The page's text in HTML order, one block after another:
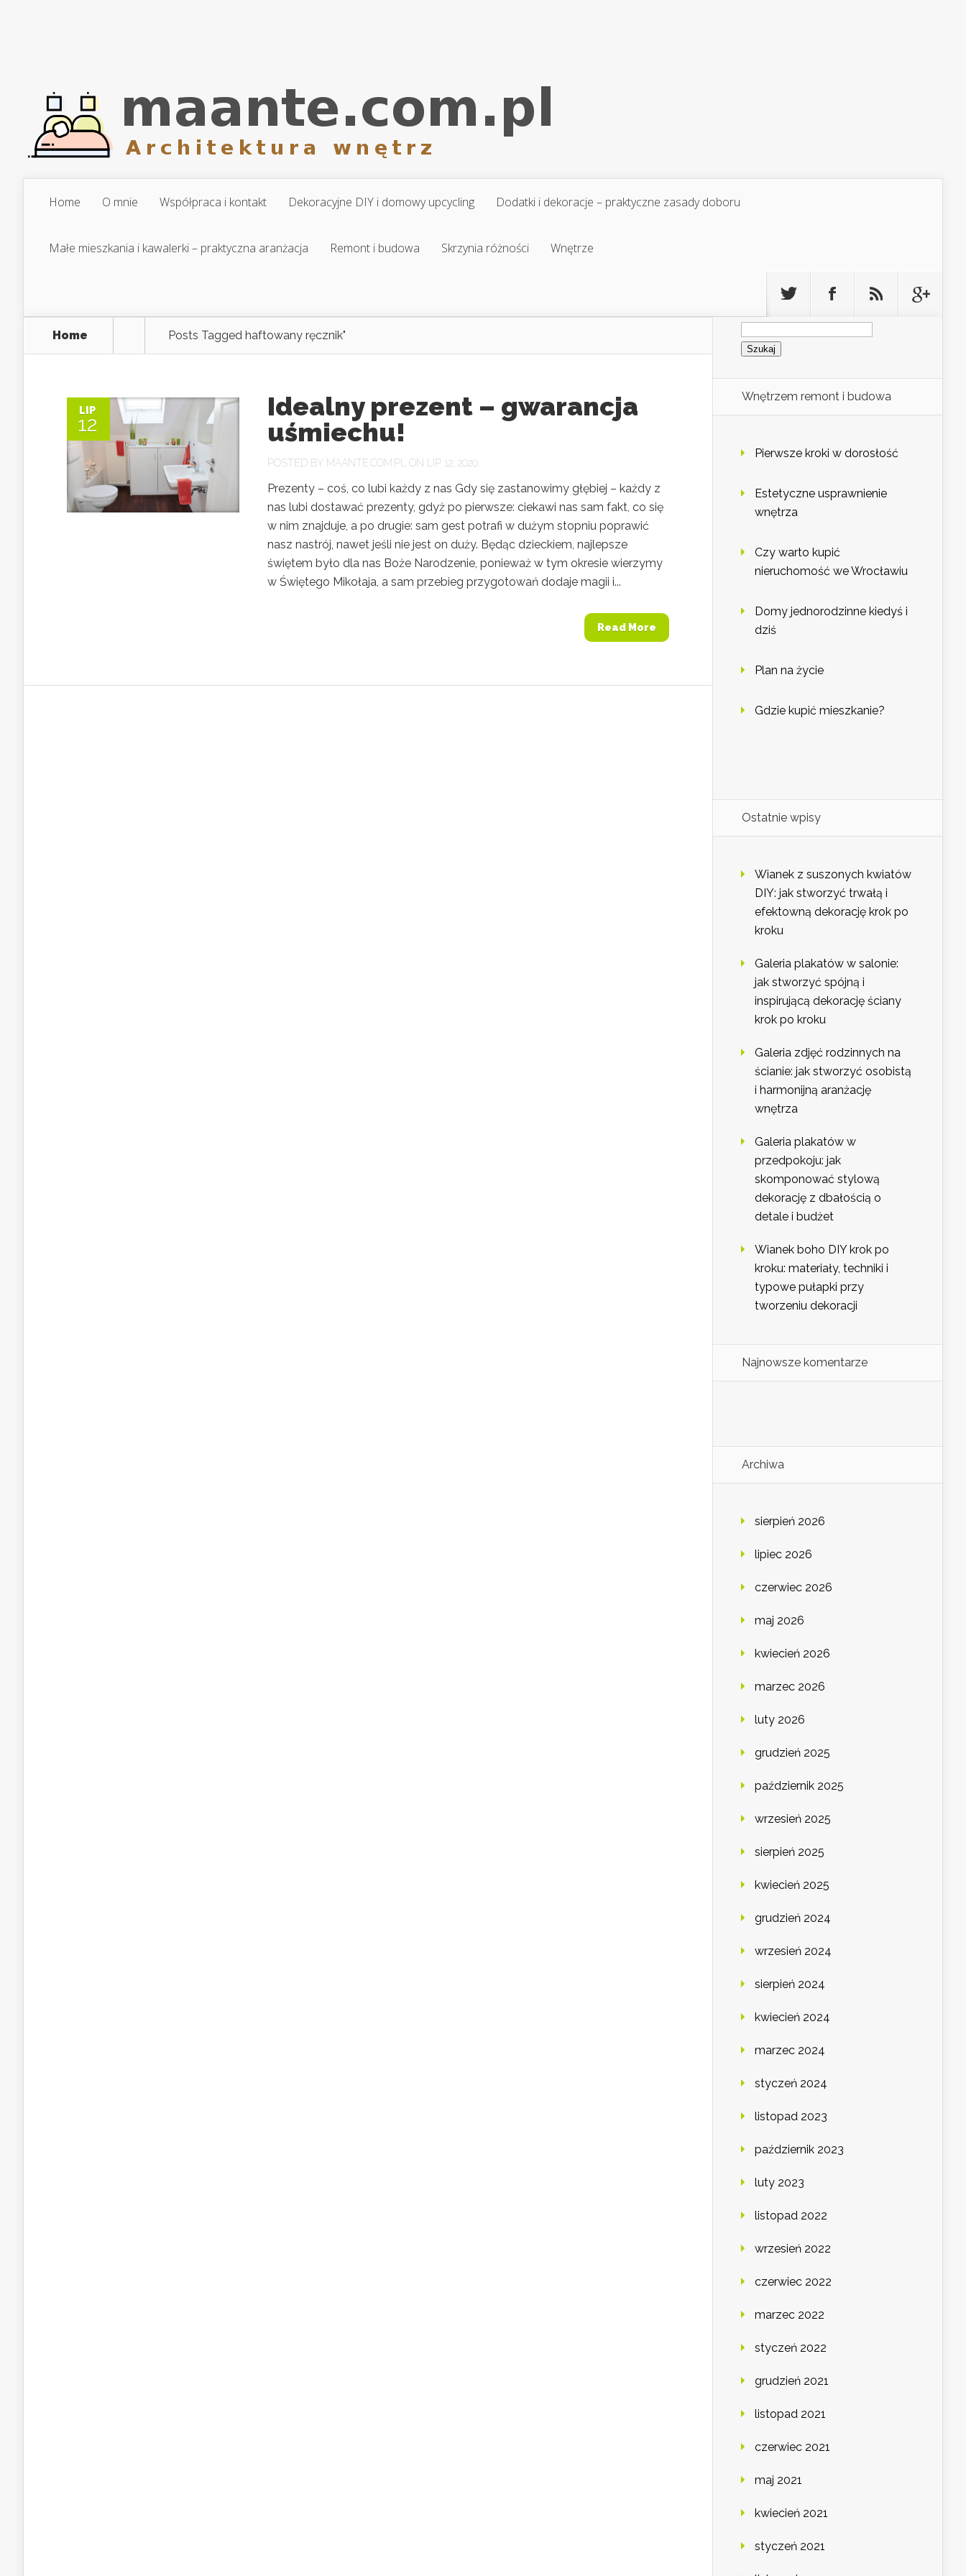
Home O mnie Współpraca i kontakt Dekoracyjne DIY i domowy upcycling Dodatki i dekoracje – praktyczne zasady doboru
Małe mieszkania i kawalerki – praktyczna aranżacja Remont i budowa Skrzynia różności Wnętrze
Home Posts Tagged haftowany ręcznik"
LIP
12
Idealny prezent – gwarancja
uśmiechu!
POSTED BY MAANTE.COM.PL ON LIP 12, 2020
Prezenty – coś, co lubi każdy z nas Gdy się zastanowimy głębiej – każdy z
nas lubi dostawać prezenty, gdyż po pierwsze: ciekawi nas sam fakt, co się
w nim znajduje, a po drugie: sam gest potrafi w dużym stopniu poprawić
nasz nastrój, nawet jeśli nie jest on duży. Będąc dzieckiem, najlepsze
świętem było dla nas Boże Narodzenie, ponieważ w tym okresie wierzymy
w Świętego Mikołaja, a sam przebieg przygotowań dodaje magii i...
Read More
Szukaj:
Wnętrzem remont i budowa
Pierwsze kroki w dorosłość
Estetyczne usprawnienie
wnętrza
Czy warto kupić
nieruchomość we Wrocławiu
Domy jednorodzinne kiedyś i
dziś
Plan na życie
Gdzie kupić mieszkanie?
Ostatnie wpisy
Wianek z suszonych kwiatów
DIY: jak stworzyć trwałą i
efektowną dekorację krok po
kroku
Galeria plakatów w salonie:
jak stworzyć spójną i
inspirującą dekorację ściany
krok po kroku
Galeria zdjęć rodzinnych na
ścianie: jak stworzyć osobistą
i harmonijną aranżację
wnętrza
Galeria plakatów w
przedpokoju: jak
skomponować stylową
dekorację z dbałością o
detale i budżet
Wianek boho DIY krok po
kroku: materiały, techniki i
typowe pułapki przy
tworzeniu dekoracji
Najnowsze komentarze
Archiwa
sierpień 2026
lipiec 2026
czerwiec 2026
maj 2026
kwiecień 2026
marzec 2026
luty 2026
grudzień 2025
październik 2025
wrzesień 2025
sierpień 2025
kwiecień 2025
grudzień 2024
wrzesień 2024
sierpień 2024
kwiecień 2024
marzec 2024
styczeń 2024
listopad 2023
październik 2023
luty 2023
listopad 2022
wrzesień 2022
czerwiec 2022
marzec 2022
styczeń 2022
grudzień 2021
listopad 2021
czerwiec 2021
maj 2021
kwiecień 2021
styczeń 2021